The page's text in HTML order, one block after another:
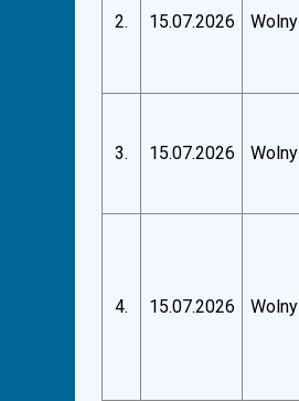
2. 15.07.2026 Wolny
3. 15.07.2026 Wolny
4. 15.07.2026 Wolny